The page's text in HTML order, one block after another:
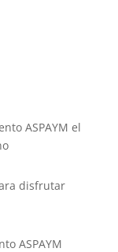
ASPAYM el
disfrutar
ASPAYM